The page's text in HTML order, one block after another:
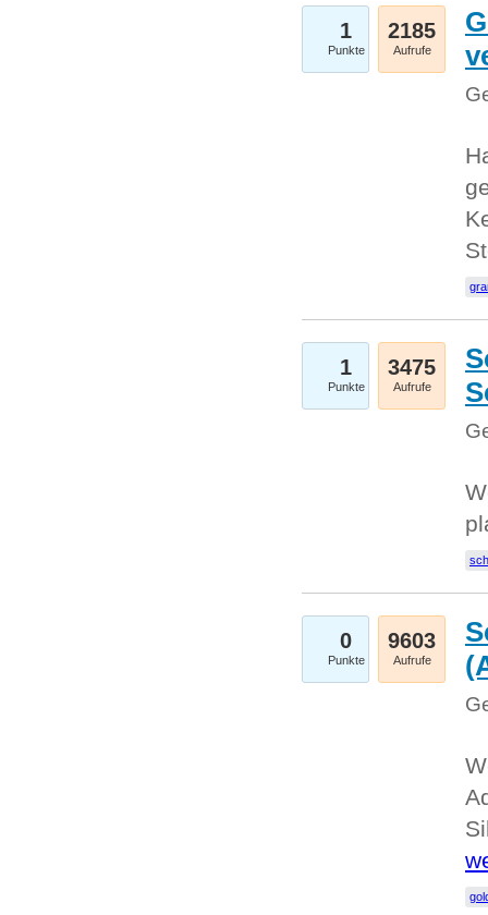
1
Punkte
2185
Aufrufe
1
Punkte
3475
Aufrufe
0
Punkte
9603
Aufrufe